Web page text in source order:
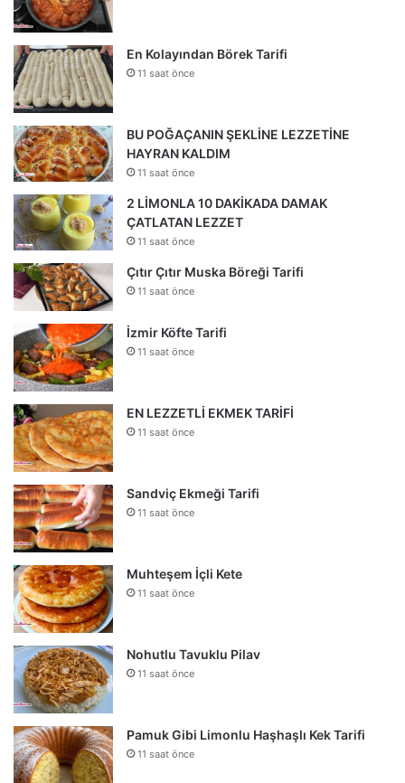
En Kolayından Börek Tarifi
11 saat önce
BU POĞAÇANIN ŞEKLİNE LEZZETİNE
HAYRAN KALDIM
11 saat önce
2 LİMONLA 10 DAKİKADA DAMAK
ÇATLATAN LEZZET
11 saat önce
Çıtır Çıtır Muska Böreği Tarifi
11 saat önce
İzmir Köfte Tarifi
11 saat önce
EN LEZZETLİ EKMEK TARİFİ
11 saat önce
Sandviç Ekmeği Tarifi
11 saat önce
Muhteşem İçli Kete
11 saat önce
Nohutlu Tavuklu Pilav
11 saat önce
Pamuk Gibi Limonlu Haşhaşlı Kek Tarifi
11 saat önce